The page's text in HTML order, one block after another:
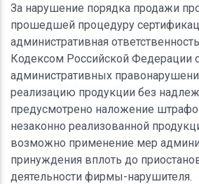
За нарушение порядка продажи
прошедшей процедуру
административная
Кодексом Российской Федерации
административных
реализацию продукции без
предусмотрено наложение
незаконно реализованной
возможно применение мер
принуждения вплоть до
деятельности фирмы-нарушителя.